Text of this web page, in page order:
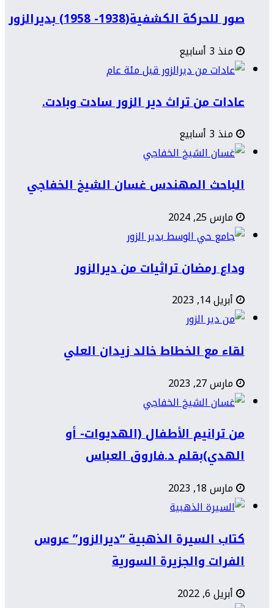
صور للحركة الكشفية(1938- 1958) بديرالزور
منذ 3 أسابيع
عادات من تراث دير الزور سادت وبادت.
منذ 3 أسابيع
الباحث المهندس غسان الشيخ الخفاجي
مارس 25, 2024
وداع رمضان تراثيات من ديرالزور
أبريل 14, 2023
لقاء مع الخطاط خالد زيدان العلي
مارس 27, 2023
من ترانيم الأطفال (الهديوات- أو
الهدي)بقلم د.فاروق العباس
مارس 18, 2023
كتاب السيرة الذهبية “ديرالزور” عروس
الفرات والجزيرة السورية
أبريل 6, 2022